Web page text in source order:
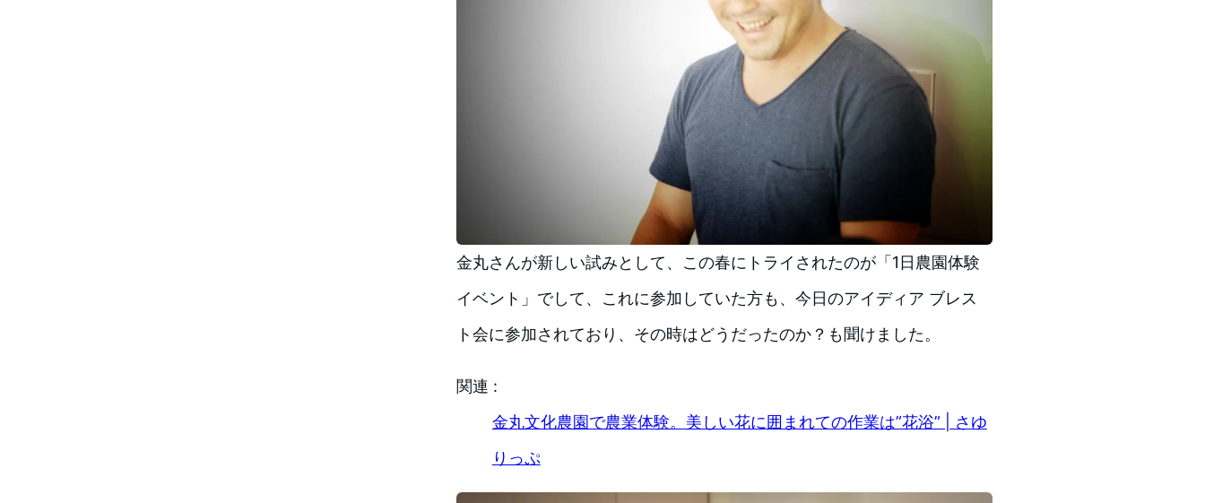
金丸さんが新しい試みとして、この春にトライされたのが「1日農園体験
イベント」でして、これに参加していた方も、今日のアイディア ブレス
ト会に参加されており、その時はどうだったのか？も聞けました。
関連 :
金丸文化農園で農業体験。美しい花に囲まれての作業は”花浴” | さゆ
りっぷ